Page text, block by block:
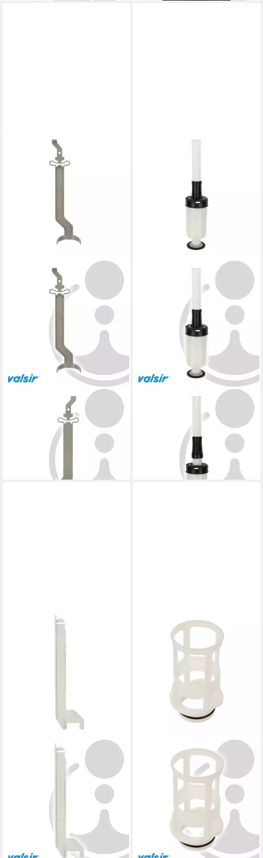
Spülkasten Niederhalter
Wasserpegelstab UP-
Spülkasten RIOS VS0800123
lieferbar - in 4-5 Werktagen bei dir
Spülkasten Heberglocke 1-
Mengen UP-Spülkasten
MEDUSA VS0801011
lieferbar - in 4-5 Werktagen bei dir